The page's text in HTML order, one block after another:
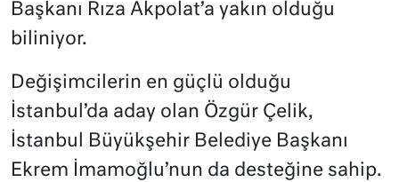
Başkanı Rıza Akpolat’a yakın olduğu
biliniyor.
Değişimcilerin en güçlü olduğu
İstanbul’da aday olan Özgür Çelik,
İstanbul Büyükşehir Belediye Başkanı
Ekrem İmamoğlu’nun da desteğine sahip.